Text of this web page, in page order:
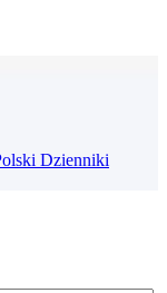
Dzienniki